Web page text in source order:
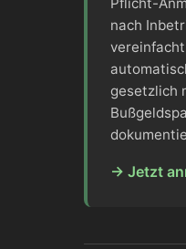
nach
gesetzlich
→ Jetzt